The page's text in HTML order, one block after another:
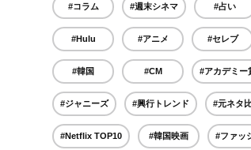
#コラム #週末シネマ #占い
#Hulu #アニメ #セレブ
#韓国 #CM #アカデミー
#ジャニーズ #興行トレンド #元ネタ
#Netflix TOP10 #韓国映画 #ファッ